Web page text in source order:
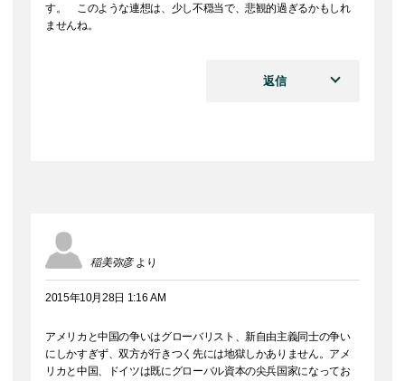
す。 このような連想は、少し不穏当で、悲観的過ぎるかもしれ
ませんね。
返信
稲美弥彦 より
2015年10月28日 1:16 AM
アメリカと中国の争いはグローバリスト、新自由主義同士の争い
にしかすぎず、双方が行きつく先には地獄しかありません。アメ
リカと中国、ドイツは既にグローバル資本の尖兵国家になってお